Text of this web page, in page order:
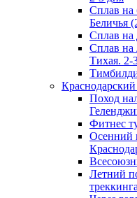
Сплав на
Беличья
Сплав на
Сплав на
Тихая. 2-
Поход
Фитнес
Осенний
Летний